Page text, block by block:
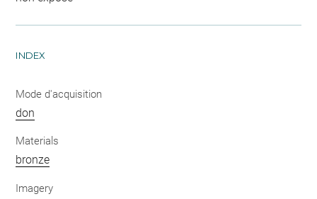
INDEX
Mode d'acquisition
don
Materials
bronze
Imagery